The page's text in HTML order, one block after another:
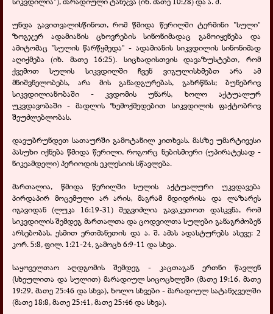
უნდა გავითვალისწინოთ, რომ წმიდა წერილში ტერმინი "სული"
ზოგჯერ ადამიანის ცხოვრების სინონიმადაც გამოიყენება და
ამიტომაც "სულის წარწყმედა" - ადამიანის სიკვდილის სინონიმად
აღიქმება (იხ. მათე 16:25). სიცხადისთვის დავაზუსტებთ, რომ
ქვემოთ სულის სიკვდილში ჩვენ ვიგულისხმებთ არა ამ
მნიშვნელობებს, არა მის განადგურებას, გახრწნას; ბუნებრივ
სიკვდილიანობაში - კვდომის უნარს, ხოლო აქტუალურ
უკვდავობაში - მადლის ზემოქმედებით სიკვდილის ფაქტობრივ
შეუძლებლობას.
დავუბრუნდეთ სათაურში გამოტანილ კითხვას. მასზე უმარტივესი
პასუხი იქნება წმიდა წერილი, როგორც ნებისმიერი (უპირატესად -
ნიკეამდელი) პერიოდის ეკლესიის სწავლება.
მართალია, წმიდა წერილში სულის აქტუალური უკვდავება
პირდაპირ მოცემული არ არის, მაგრამ მდიდრისა და ლაზარეს
იგავიდან (ლუკა 16:19-31) შეგვიძლია გავაკეთოთ დასკვნა, რომ
სიკვდილის შემდეგ მართალთა და ცოდვილთა სულები განაგრძობენ
არსებობას, ესმით ერთმანეთის და ა. შ. ამას ადასტურებს ასევე: 2
კორ. 5:8, ფილ. 1:21-24, გამოცხ 6:9-11 და სხვა.
საყოველთაო აღდგომის შემდეგ - კაცთაგან ერთნი წავლენ
(სხეულითა და სულით) მარადიულ სიცოცხლეში (მათე 19:16, მათე
19:29, მათე 25:46 და სხვა), ხოლო სხვები - მარადიულ სატანჯველში
(მათე 18:8, მათე 25:41, მათე 25:46 და სხვა).